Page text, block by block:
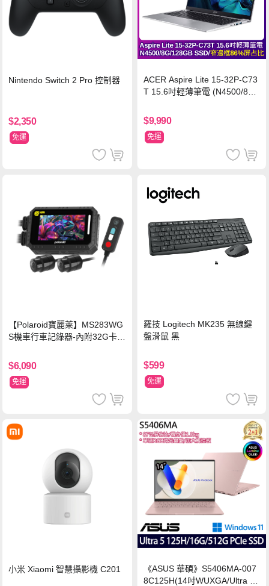
Nintendo Switch 2 Pro 控制器
$2,350
免運
ACER Aspire Lite 15-32P-C73
T 15.6吋輕薄筆電 (N4500/8G/
$9,990
免運
【Polaroid寶麗萊】MS283WG
S機車行車記錄器-內附32G卡
$6,090
免運
羅技 Logitech MK235 無線鍵
盤滑鼠 黑
$599
免運
小米 Xiaomi 智慧攝影機 C201
《ASUS 華碩》S5406MA-007
8C125H(14吋WUXGA/Ultra 5